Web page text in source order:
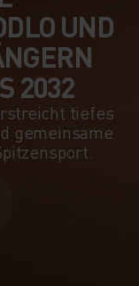
UND
2032
tiefes
gemeinsame